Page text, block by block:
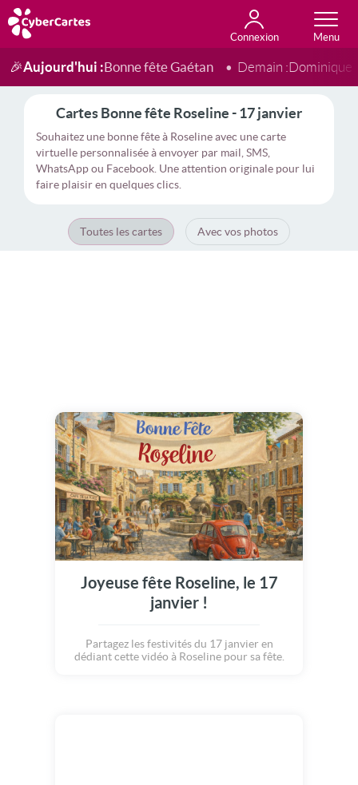
Connexion
Anniversaire
Fête du jour
Amour
Amitié
Merci
Toutes les cartes
🎉Aujourd'hui :Bonne fête Gaétan Demain :Dominique
Cartes Bonne fête Roseline - 17 janvier
Souhaitez une bonne fête à Roseline avec une carte
virtuelle personnalisée à envoyer par mail, SMS,
WhatsApp ou Facebook. Une attention originale pour lui
faire plaisir en quelques clics.
Toutes les cartes Avec vos photos
Joyeuse fête Roseline, le 17
janvier !
Partagez les festivités du 17 janvier en
dédiant cette vidéo à Roseline pour sa fête.